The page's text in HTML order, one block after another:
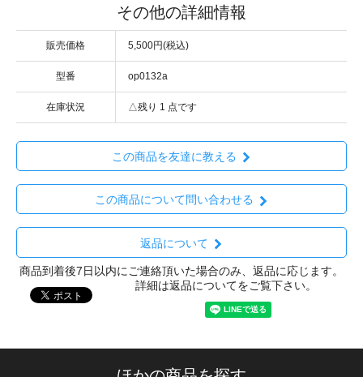
その他の詳細情報
販売価格 5,500円(税込)
型番 op0132a
在庫状況 △残り 1 点です
この商品を友達に教える
この商品について問い合わせる
返品について
商品到着後7日以内にご連絡頂いた場合のみ、返品に応じます。
詳細は返品についてをご覧下さい。